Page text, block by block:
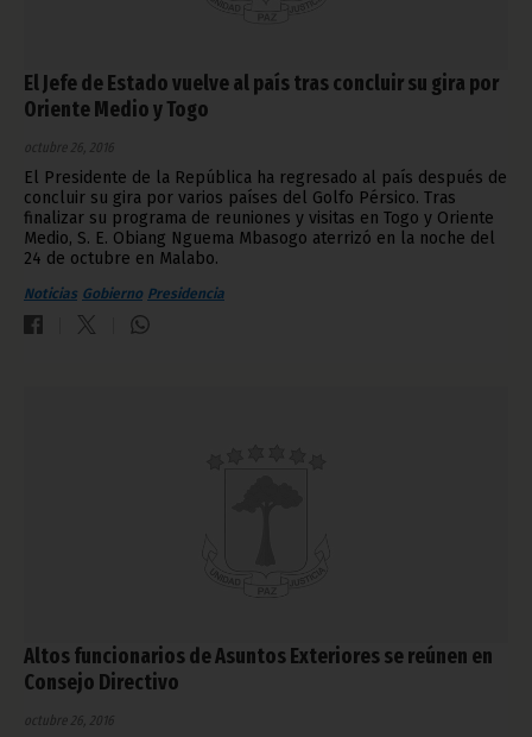
El Jefe de Estado vuelve al país tras concluir su gira por
Oriente Medio y Togo
octubre 26, 2016
El Presidente de la República ha regresado al país después de
concluir su gira por varios países del Golfo Pérsico. Tras
finalizar su programa de reuniones y visitas en Togo y Oriente
Medio, S. E. Obiang Nguema Mbasogo aterrizó en la noche del
24 de octubre en Malabo.
Noticias Gobierno Presidencia
Altos funcionarios de Asuntos Exteriores se reúnen en
Consejo Directivo
octubre 26, 2016